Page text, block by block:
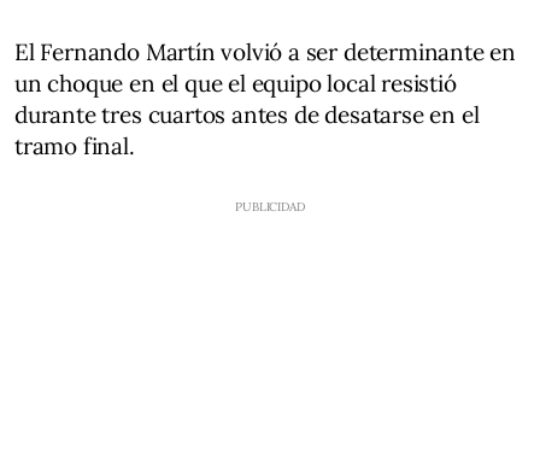
El Fernando Martín volvió a ser determinante en
un choque en el que el equipo local resistió
durante tres cuartos antes de desatarse en el
tramo final.